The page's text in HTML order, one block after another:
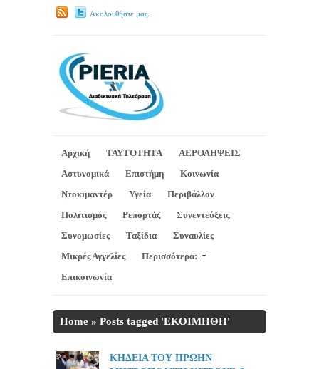
Ακολουθήστε μας.
Αρχική ΤΑΥΤΟΤΗΤΑ
ΑΕΡΟΛΗΨΕΙΣ
Αστυνομικά
Επιστήμη
Κοινωνία
Ντοκιμαντέρ
Υγεία
Περιβάλλον
Πολιτισμός
Ρεπορτάζ
Συνεντεύξεις
Συνομωσίες
Ταξίδια
Συναυλίες
Μικρές Αγγελίες
Περισσότερα:
Επικοινωνία
Home » Posts tagged 'ΕΚΟΙΜΗΘΗ'
ΚΗΔΕΙΑ ΤΟΥ ΠΡΩΗΝ